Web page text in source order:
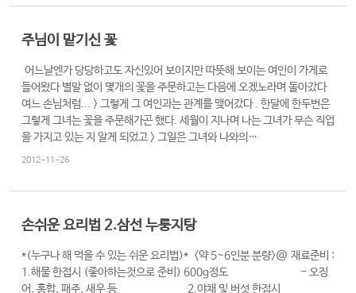
주님이 맡기신 꽃
어느날엔가 당당하고도 자신있어 보이지만 따뜻해 보이는 여인이 가게로
들어왔다 별말 없이 몇개의 꽃을 주문하고는 다음에 오겠노라며 돌아갔다
여느 손님처럼... > 그렇게 그 여인과는 관계를 맺어갔다 . 한달에 한두번은
그렇게 그녀는 꽃을 주문해가곤 했다. 세월이 지나며 나는 그녀가 무슨 직업
을 가지고 있는 지 알게 되었고 > 그일은 그녀와 나와의…
2012-11-26
손쉬운 요리법 2.삼선 누룽지탕
*(누구나 해 먹을 수 있는 쉬운 요리법)* <약 5~6인분 분량>@ 재료준비 :
1.해물 한접시 (좋아하는것으로 준비) 600g정도 - 오징
어, 홍합, 패주, 새우 등 2.야채 및 버섯 한접시